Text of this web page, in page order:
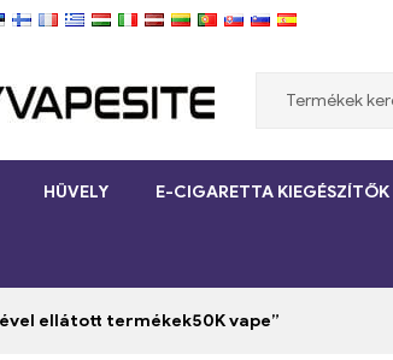
HÜVELY E-CIGARETTA KIEGÉSZÍTŐK
ellátott termékek50K vape”